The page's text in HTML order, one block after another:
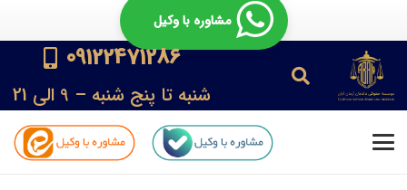
مشاوره با وکیل
09122471286
شنبه تا پنج شنبه – 9 الی 21